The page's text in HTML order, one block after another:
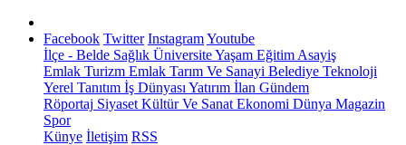
Facebook Twitter InstagramYoutube
İlçe - Belde Sağlık ÜniversiteYaşam Eğitim Asayiş
Emlak Turizm Emlak Tarım Ve Sanayi Belediye Teknoloji
Yerel Tanıtım İş Dünyası Yatırım İlan Gündem
Röportaj Siyaset Kültür Ve Sanat Ekonomi Dünya Magazin
Spor
Künye İletişim RSS